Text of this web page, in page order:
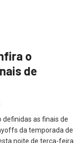
o
de
definidas as finais de
da temporada de
noite de terça-feira